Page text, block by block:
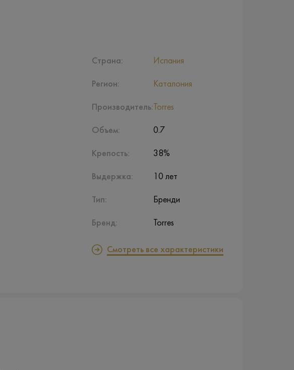
Страна:
Регион:
Производитель:
Объем:
Крепость:
Выдержка:
Тип:
Бренд:
Испания
Каталония
Torres
0.7
38%
10 лет
Бренди
Torres
Смотреть все характеристики